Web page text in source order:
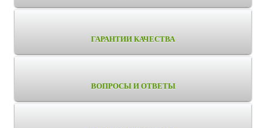
ГАРАНТИИ КАЧЕСТВА
ВОПРОСЫ И ОТВЕТЫ